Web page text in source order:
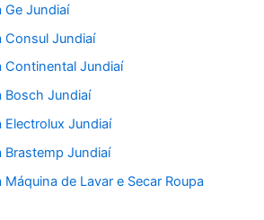
Ge Jundiaí
Consul Jundiaí
Continental Jundiaí
Bosch Jundiaí
Electrolux Jundiaí
Brastemp Jundiaí
de Lavar e Secar Roupa